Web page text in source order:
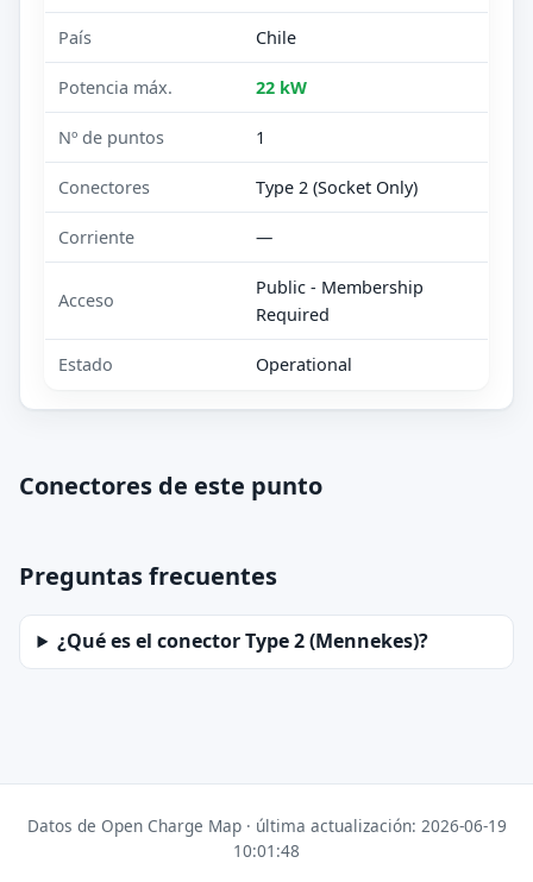
País Chile
Potencia máx. 22 kW
Nº de puntos 1
Conectores Type 2 (Socket Only)
Corriente —
Acceso
Public - Membership
Required
Estado Operational
Conectores de este punto
Preguntas frecuentes
¿Qué es el conector Type 2 (Mennekes)?
Datos de Open Charge Map · última actualización: 2026-06-19
10:01:48